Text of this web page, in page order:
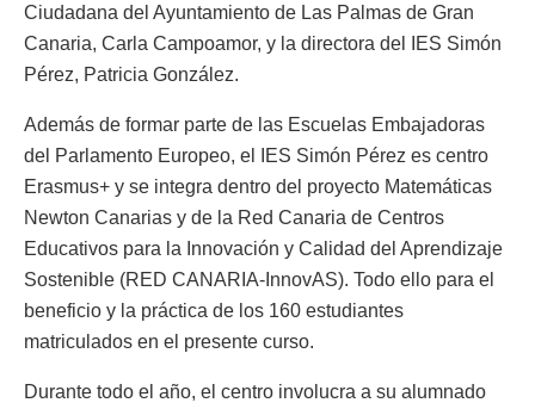
Ciudadana del Ayuntamiento de Las Palmas de Gran
Canaria, Carla Campoamor, y la directora del IES Simón
Pérez, Patricia González.
Además de formar parte de las Escuelas Embajadoras
del Parlamento Europeo, el IES Simón Pérez es centro
Erasmus+ y se integra dentro del proyecto Matemáticas
Newton Canarias y de la Red Canaria de Centros
Educativos para la Innovación y Calidad del Aprendizaje
Sostenible (RED CANARIA-InnovAS). Todo ello para el
beneficio y la práctica de los 160 estudiantes
matriculados en el presente curso.
Durante todo el año, el centro involucra a su alumnado